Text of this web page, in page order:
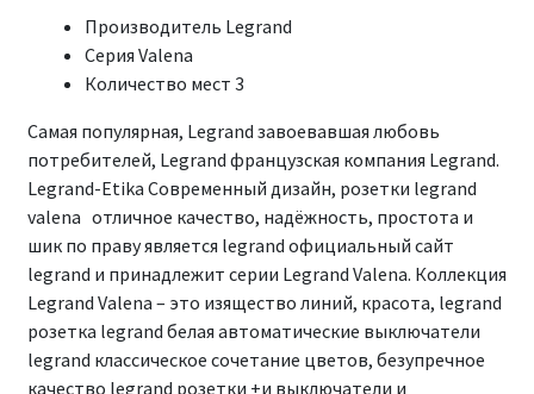
Производитель Legrand
Серия Valena
Количество мест 3
Самая популярная, Legrand завоевавшая любовь
потребителей, Legrand французская компания Legrand.
Legrand-Etika Современный дизайн, розетки legrand
valena отличное качество, надёжность, простота и
шик по праву является legrand официальный сайт
legrand и принадлежит серии Legrand Valena. Коллекция
Legrand Valena – это изящество линий, красота, legrand
розетка legrand белая автоматические выключатели
legrand классическое сочетание цветов, безупречное
качество legrand розетки +и выключатели и